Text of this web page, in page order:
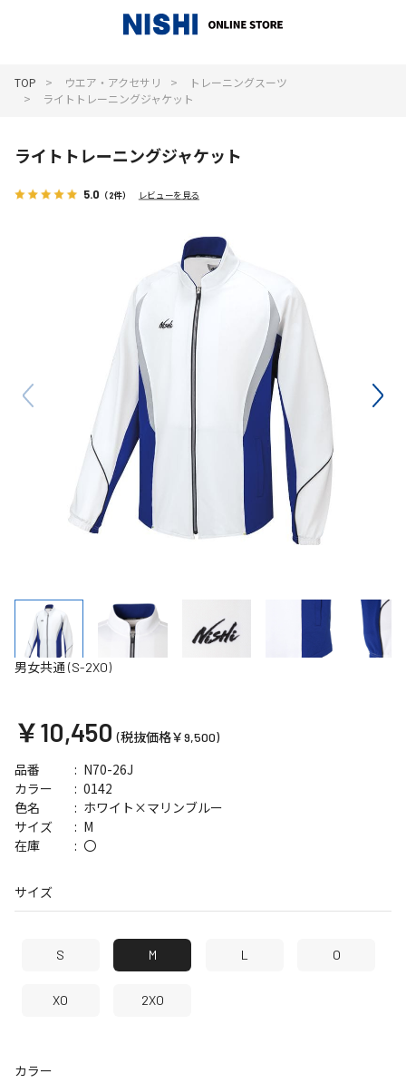
TOP ウエア・アクセサリ
トレーニングスーツ
ライトトレーニングジャケット
ライトトレーニングジャケット
5.0 （2件） レビューを見る
男女共通 (S-2XO)
￥10,450 (税抜価格￥9,500)
品番 N70-26J
サイズ M
カラー 0142
在庫 〇
色名 ホワイト×マリンブルー
サイズ
S M L O
XO 2XO
カラー